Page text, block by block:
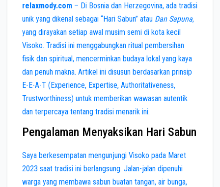
relaxmody.com – Di Bosnia dan Herzegovina, ada tradisi
unik yang dikenal sebagai “Hari Sabun” atau Dan Sapuna,
yang dirayakan setiap awal musim semi di kota kecil
Visoko. Tradisi ini menggabungkan ritual pembersihan
fisik dan spiritual, mencerminkan budaya lokal yang kaya
dan penuh makna. Artikel ini disusun berdasarkan prinsip
E-E-A-T (Experience, Expertise, Authoritativeness,
Trustworthiness) untuk memberikan wawasan autentik
dan terpercaya tentang tradisi menarik ini.
Pengalaman Menyaksikan Hari Sabun
Saya berkesempatan mengunjungi Visoko pada Maret
2023 saat tradisi ini berlangsung. Jalan-jalan dipenuhi
warga yang membawa sabun buatan tangan, air bunga,